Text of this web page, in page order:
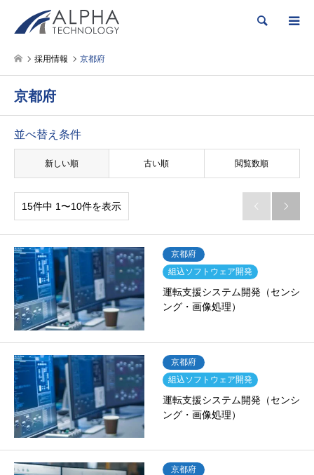
検索
採用情報 京都府
京都府
並べ替え条件
新しい順 古い順 閲覧数順
15件中 1〜10件を表示  
京都府
組込ソフトウェア開発
運転支援システム開発（センシ
ング・画像処理）
京都府
組込ソフトウェア開発
運転支援システム開発（センシ
ング・画像処理）
京都府